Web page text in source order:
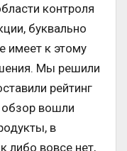
контроля
буквально
имеет к этому
Мы решили
рейтинг
обзор вошли
в
либо вовсе нет,